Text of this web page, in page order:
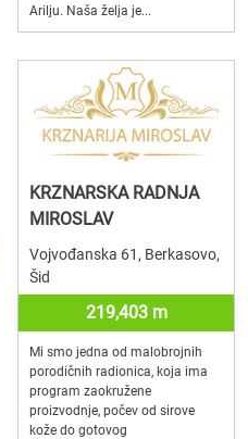
Arilju. Naša želja je...
KRZNARSKA RADNJA
MIROSLAV
Vojvođanska 61, Berkasovo,
Šid
219,403 m
Mi smo jedna od malobrojnih
porodičnih radionica, koja ima
program zaokružene
proizvodnje, počev od sirove
kože do gotovog